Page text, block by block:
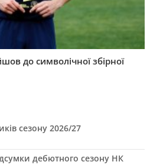
до символічної збірної
сезону 2026/27
дебютного сезону НК